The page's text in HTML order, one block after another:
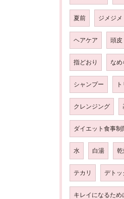
夏前 ジメジメ
ヘアケア 頭皮
指どおり なめ
シャンプー
クレンジング
ダイエット食事制
水 白湯
テカリ デトッ
キレイになるため